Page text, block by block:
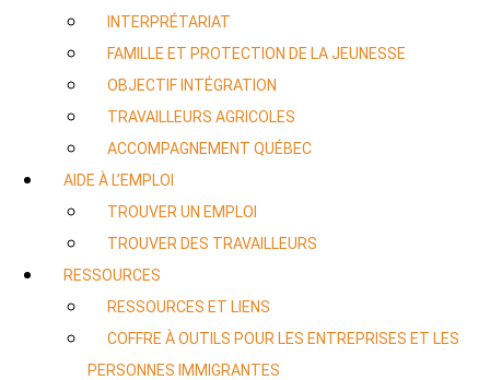
INTERPRÉTARIAT
FAMILLE ET PROTECTION DE LA JEUNESSE
OBJECTIF INTÉGRATION
TRAVAILLEURS AGRICOLES
ACCOMPAGNEMENT QUÉBEC
AIDE À L’EMPLOI
TROUVER UN EMPLOI
TROUVER DES TRAVAILLEURS
RESSOURCES
RESSOURCES ET LIENS
COFFRE À OUTILS POUR LES ENTREPRISES ET LES
PERSONNES IMMIGRANTES